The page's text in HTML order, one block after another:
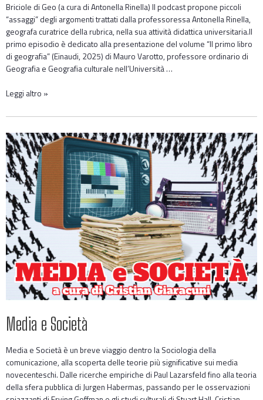
Briciole di Geo (a cura di Antonella Rinella) Il podcast propone piccoli
“assaggi” degli argomenti trattati dalla professoressa Antonella Rinella,
geografa curatrice della rubrica, nella sua attività didattica universitaria.Il
primo episodio è dedicato alla presentazione del volume “Il primo libro
di geografia” (Einaudi, 2025) di Mauro Varotto, professore ordinario di
Geografia e Geografia culturale nell’Università …
Leggi altro »
Media e Società
Media e Società è un breve viaggio dentro la Sociologia della
comunicazione, alla scoperta delle teorie più significative sui media
novecenteschi. Dalle ricerche empiriche di Paul Lazarsfeld fino alla teoria
della sfera pubblica di Jurgen Habermas, passando per le osservazioni